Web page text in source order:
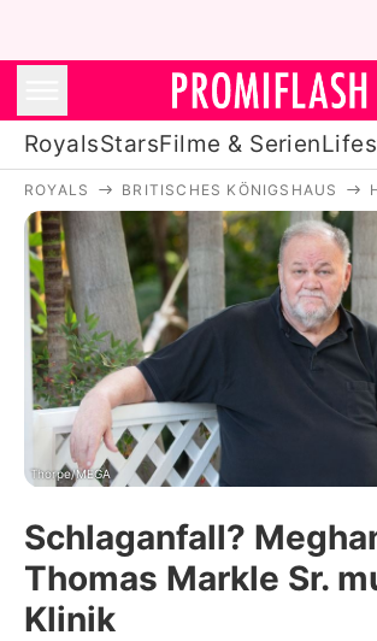
RoyalsStarsFilme & Serien
Royals
Stars
Filme & Serien
Lifestyle
Familie & Liebe
Promiflash Exklusiv
Alle Themen auf
ROYALS BRITISCHES KÖNIGSHAUS
Thorpe/MEGA
Schlaganfall?
Thomas Markle Sr.
Klinik